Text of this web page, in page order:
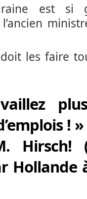
est si
doit les faire
!
Hirsch!
Hollande